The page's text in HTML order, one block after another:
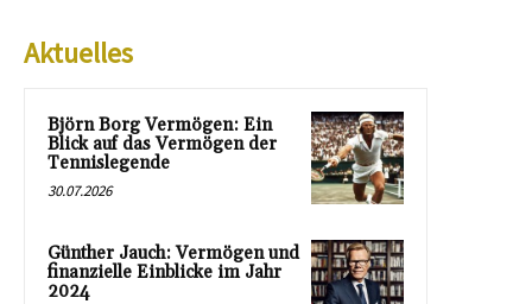
Aktuelles
Björn Borg Vermögen: Ein
Blick auf das Vermögen der
Tennislegende
30.07.2026
Günther Jauch: Vermögen und
finanzielle Einblicke im Jahr
2024